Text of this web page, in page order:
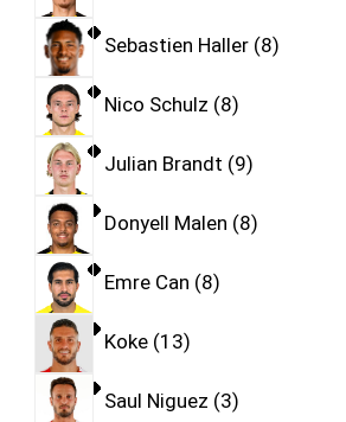
Sebastien Haller 8
Nico Schulz 8
Julian Brandt 9
Donyell Malen 8
Emre Can 8
Koke 13
Saul Niguez 3